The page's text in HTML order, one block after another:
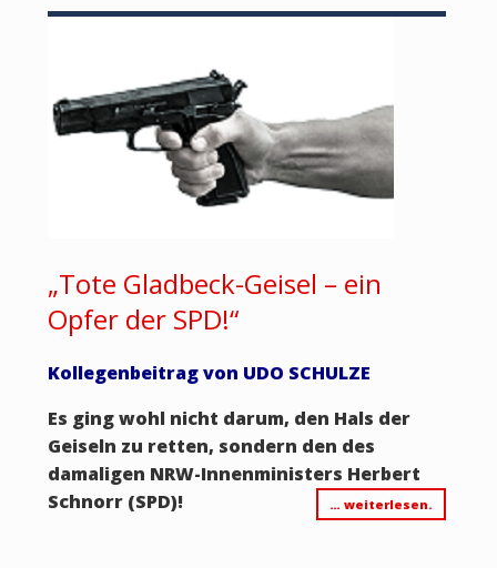
„Tote Gladbeck-Geisel – ein
Opfer der SPD!“
Kollegenbeitrag von UDO SCHULZE
Es ging wohl nicht darum, den Hals der
Geiseln zu retten, sondern den des
damaligen NRW-Innenministers Herbert
Schnorr (SPD)!
… weiterlesen.